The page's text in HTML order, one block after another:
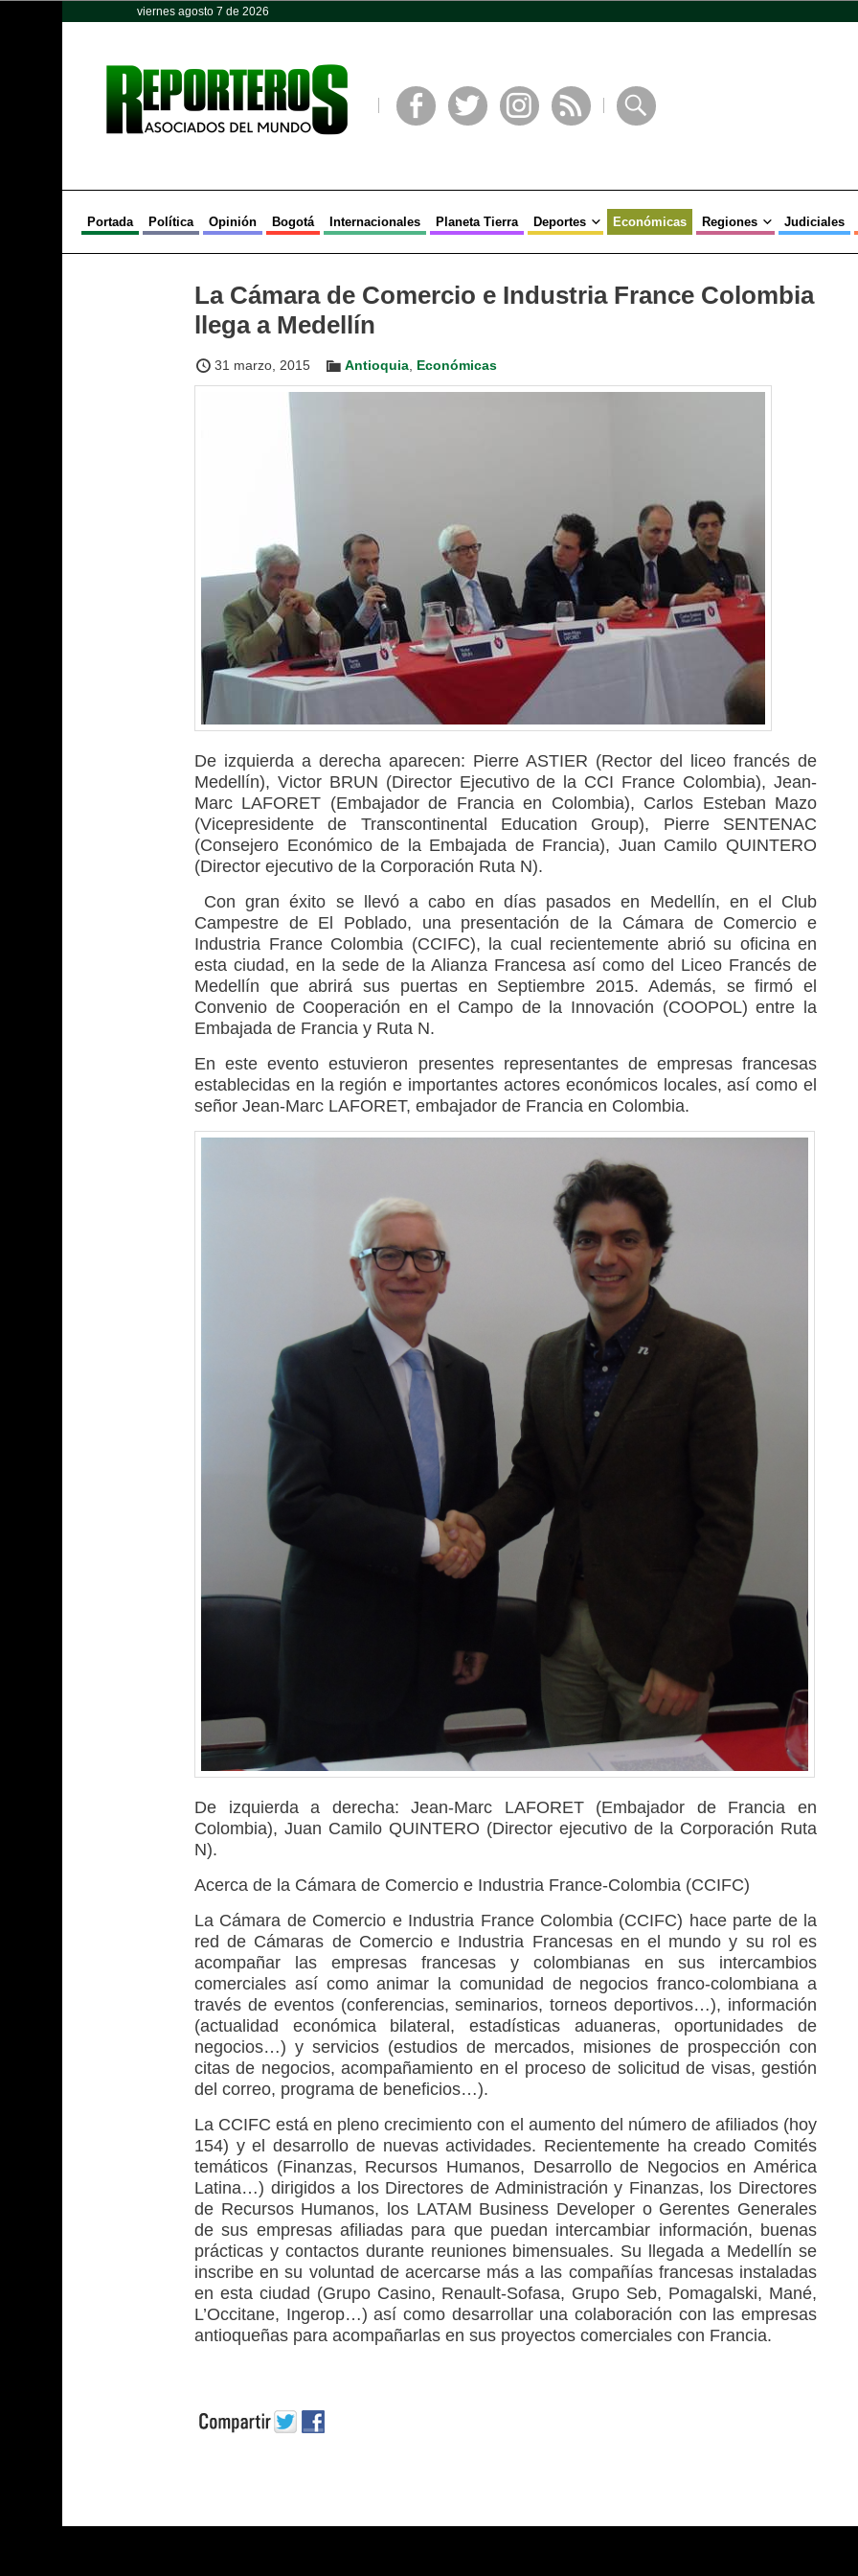
viernes agosto 7 de 2026
Portada Política Opinión Bogotá Internacionales Planeta Tierra Deportes Económicas Regiones Judiciales
La Cámara de Comercio e Industria France Colombia
llega a Medellín
31 marzo, 2015 Antioquia Económicas
De izquierda a derecha aparecen: Pierre ASTIER (Rector del liceo francés de
Medellín), Victor BRUN (Director Ejecutivo de la CCI France Colombia), Jean-
Marc LAFORET (Embajador de Francia en Colombia), Carlos Esteban Mazo
(Vicepresidente de Transcontinental Education Group), Pierre SENTENAC
(Consejero Económico de la Embajada de Francia), Juan Camilo QUINTERO
(Director ejecutivo de la Corporación Ruta N).
Con gran éxito se llevó a cabo en días pasados en Medellín, en el Club
Campestre de El Poblado, una presentación de la Cámara de Comercio e
Industria France Colombia (CCIFC), la cual recientemente abrió su oficina en
esta ciudad, en la sede de la Alianza Francesa así como del Liceo Francés de
Medellín que abrirá sus puertas en Septiembre 2015. Además, se firmó el
Convenio de Cooperación en el Campo de la Innovación (COOPOL) entre la
Embajada de Francia y Ruta N.
En este evento estuvieron presentes representantes de empresas francesas
establecidas en la región e importantes actores económicos locales, así como el
señor Jean-Marc LAFORET, embajador de Francia en Colombia.
De izquierda a derecha: Jean-Marc LAFORET (Embajador de Francia en
Colombia), Juan Camilo QUINTERO (Director ejecutivo de la Corporación Ruta
N).
Acerca de la Cámara de Comercio e Industria France-Colombia (CCIFC)
La Cámara de Comercio e Industria France Colombia (CCIFC) hace parte de la
red de Cámaras de Comercio e Industria Francesas en el mundo y su rol es
acompañar las empresas francesas y colombianas en sus intercambios
comerciales así como animar la comunidad de negocios franco-colombiana a
través de eventos (conferencias, seminarios, torneos deportivos…), información
(actualidad económica bilateral, estadísticas aduaneras, oportunidades de
negocios…) y servicios (estudios de mercados, misiones de prospección con
citas de negocios, acompañamiento en el proceso de solicitud de visas, gestión
del correo, programa de beneficios…).
La CCIFC está en pleno crecimiento con el aumento del número de afiliados (hoy
154) y el desarrollo de nuevas actividades. Recientemente ha creado Comités
temáticos (Finanzas, Recursos Humanos, Desarrollo de Negocios en América
Latina…) dirigidos a los Directores de Administración y Finanzas, los Directores
de Recursos Humanos, los LATAM Business Developer o Gerentes Generales
de sus empresas afiliadas para que puedan intercambiar información, buenas
prácticas y contactos durante reuniones bimensuales. Su llegada a Medellín se
inscribe en su voluntad de acercarse más a las compañías francesas instaladas
en esta ciudad (Grupo Casino, Renault-Sofasa, Grupo Seb, Pomagalski, Mané,
L’Occitane, Ingerop…) así como desarrollar una colaboración con las empresas
antioqueñas para acompañarlas en sus proyectos comerciales con Francia.
Opinión Política